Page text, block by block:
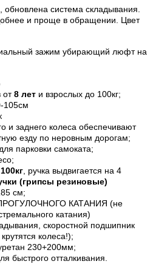
система складывания.
и проще в обращении. Цвет
зажим убирающий люфт на
от 8 лет и взрослых до 100кг;
105см
и заднего колеса обеспечивают
езду по неровным дорогам;
парковки самоката;
, ручка выдвигается на 4
(грипсы резиновые)
см;
ПРОГУЛОЧНОГО КАТАНИЯ (не
катания)
скоростной подшипник
колеса!);
230+200мм;
быстрого отталкивания.